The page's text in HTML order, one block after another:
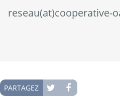
reseau(at)cooperative-
PARTAGEZ